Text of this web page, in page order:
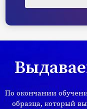
По окончании
образца, который